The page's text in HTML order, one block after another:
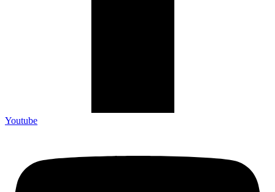
Youtube